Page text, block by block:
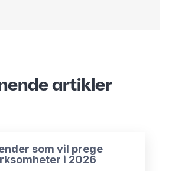
artikler
som vil prege
i 2026